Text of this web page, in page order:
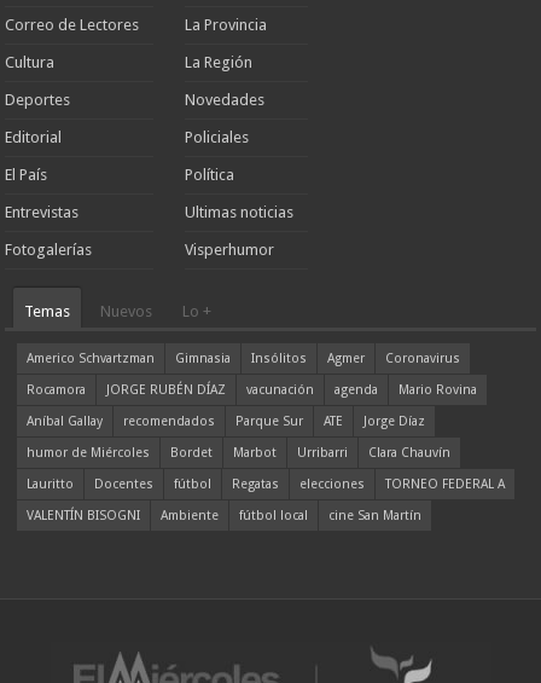
Correo de Lectores
Cultura
Deportes
Editorial
El País
Entrevistas
Fotogalerías
La Provincia
La Región
Novedades
Policiales
Política
Ultimas noticias
Visperhumor
Temas Nuevos Lo +
Americo Schvartzman Gimnasia Insólitos Agmer
Coronavirus
Rocamora
JORGE RUBÉN DÍAZ vacunación agenda
Mario Rovina
Aníbal Gallay
recomendados Parque Sur ATE
Jorge Díaz
humor de Miércoles
Bordet Marbot Urribarri
Clara Chauvín
Lauritto
Docentes fútbol Regatas elecciones
TORNEO FEDERAL A
VALENTÍN BISOGNI
Ambiente fútbol local cine San Martín